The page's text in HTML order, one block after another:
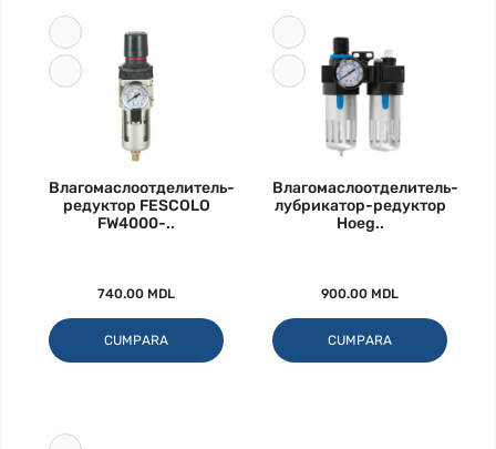
Влагомаслоотделитель-
редуктор FESCOLO
FW4000-..
740.00 MDL
CUMPARA
Влагомаслоотделитель-
лубрикатор-редуктор
Hoeg..
900.00 MDL
CUMPARA